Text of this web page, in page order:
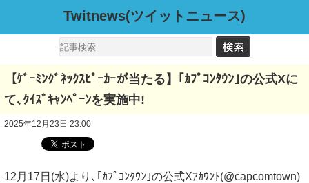
Twitnews(ツイットニュース)
【ｹﾞｰﾐﾝｸﾞﾈｯｸｽﾋﾟｰｶｰが当たる】｢ｶﾌﾟｺﾝﾀｳﾝ｣の公式Xに
て､ｸｲｽﾞｷｬﾝﾍﾟｰﾝを実施中!
2025年12月23日 23:00
12月17日(水)より､｢ｶﾌﾟｺﾝﾀｳﾝ｣の公式Xｱｶｳﾝﾄ(@capcomtown)